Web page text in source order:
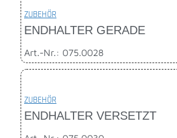
ZUBEHÖR
ENDHALTER GERADE
Art.-Nr.: 075.0028
ZUBEHÖR
ENDHALTER VERSETZT